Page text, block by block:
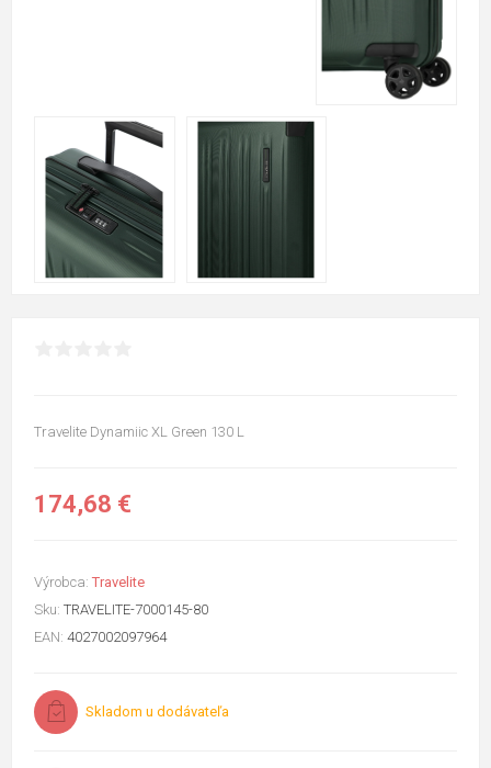
Travelite Dynamiic XL Green 130 L
174,68 €
Výrobca: Travelite
Sku: TRAVELITE-7000145-80
EAN: 4027002097964
Skladom u dodávateľa